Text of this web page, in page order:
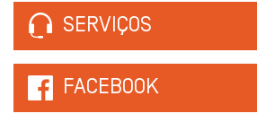
SERVIÇOS
FACEBOOK